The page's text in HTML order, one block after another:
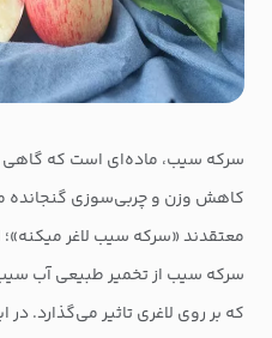
سرکه سیب، ماده‌ای است که گاهی
کاهش وزن و چربی‌سوزی
معتقدند «سرکه سیب لاغر
سرکه سیب از تخمیر طبیعی آب
که بر روی لاغری تاثیر می‌گذارد. در